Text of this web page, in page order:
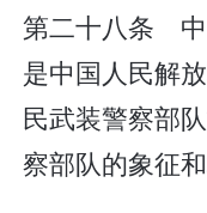
第二十八条 中
是中国人民解
民武装警察部
察部队的象征和